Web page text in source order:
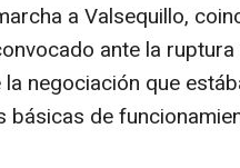
a Valsequillo,
ante la
negociación que
de